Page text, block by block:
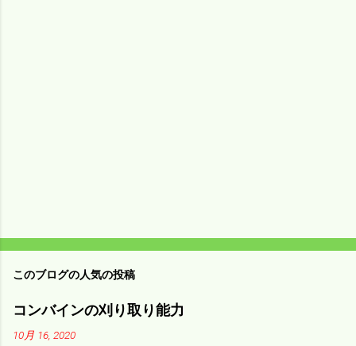
このブログの人気の投稿
コンバインの刈り取り能力
10月 16, 2020